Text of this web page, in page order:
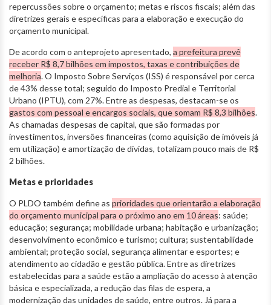
repercussões sobre o orçamento; metas e riscos fiscais; além das
diretrizes gerais e específicas para a elaboração e execução do
orçamento municipal.
De acordo com o anteprojeto apresentado, a prefeitura prevê
receber R$ 8,7 bilhões em impostos, taxas e contribuições de
melhoria. O Imposto Sobre Serviços (ISS) é responsável por cerca
de 43% desse total; seguido do Imposto Predial e Territorial
Urbano (IPTU), com 27%. Entre as despesas, destacam-se os
gastos com pessoal e encargos sociais, que somam R$ 8,3 bilhões.
As chamadas despesas de capital, que são formadas por
investimentos, inversões financeiras (como aquisição de imóveis já
em utilização) e amortização de dívidas, totalizam pouco mais de R$
2 bilhões.
Metas e prioridades
O PLDO também define as prioridades que orientarão a elaboração
do orçamento municipal para o próximo ano em 10 áreas: saúde;
educação; segurança; mobilidade urbana; habitação e urbanização;
desenvolvimento econômico e turismo; cultura; sustentabilidade
ambiental; proteção social, segurança alimentar e esportes; e
atendimento ao cidadão e gestão pública. Entre as diretrizes
estabelecidas para a saúde estão a ampliação do acesso à atenção
básica e especializada, a redução das filas de espera, a
modernização das unidades de saúde, entre outros. Já para a